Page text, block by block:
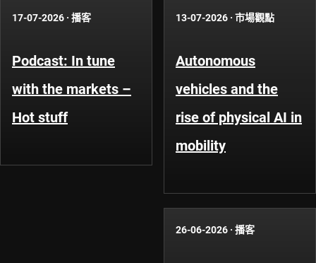
17-07-2026 · 播客
Podcast: In tune
with the markets –
Hot stuff
13-07-2026 · 市場觀點
Autonomous
vehicles and the
rise of physical AI in
mobility
26-06-2026 · 播客